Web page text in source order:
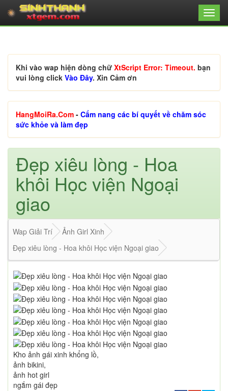
Khi vào wap hiện dòng chữ XtScript Error: Timeout. bạn
vui lòng click Vào Đây. Xin Cảm ơn
HangMoiRa.Com - Cẩm nang các bí quyết về chăm sóc
sức khỏe và làm đẹp
Đẹp xiêu lòng - Hoa
khôi Học viện Ngoại
giao
Wap Giải Trí
Ảnh Girl Xinh
Đẹp xiêu lòng - Hoa khôi Học viện Ngoại giao
Kho ảnh gái xinh khổng lồ,
ảnh bikini,
ảnh hot girl
ngắm gái đẹp